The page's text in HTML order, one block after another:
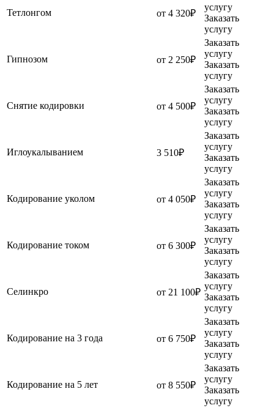
Тетлонгом от 4 320₽
услугу
Заказать
услугу
Гипнозом от 2 250₽
Заказать
услугу
Заказать
услугу
Снятие кодировки от 4 500₽
Заказать
услугу
Заказать
услугу
Иглоукалыванием 3 510₽
Заказать
услугу
Заказать
услугу
Кодирование уколом от 4 050₽
Заказать
услугу
Заказать
услугу
Кодирование током от 6 300₽
Заказать
услугу
Заказать
услугу
Селинкро от 21 100₽
Заказать
услугу
Заказать
услугу
Кодирование на 3 года от 6 750₽
Заказать
услугу
Заказать
услугу
Кодирование на 5 лет от 8 550₽
Заказать
услугу
Заказать
услугу